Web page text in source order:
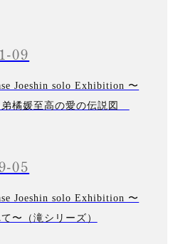
09
Joeshin solo Exhibition 〜
橘媛至高の愛の伝説図
05
Joeshin solo Exhibition 〜
〜（滝シリーズ）